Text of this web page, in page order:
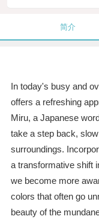
简介
In today's busy and
offers a refreshing
Miru, a Japanese
take a step back,
surroundings.
a transformative shift
we become more
colors that often go
beauty of the